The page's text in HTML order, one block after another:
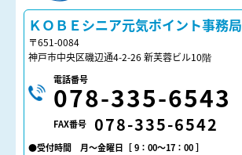
ＫＯＢＥシニア元気ポイント
ＫＯＢＥシニア元気ポイント事務局
〒651-0084
神戸市中央区磯辺通4-2-26 新芙蓉ビル10階
電話番号
078-335-6543
FAX番号 078-335-6542
●受付時間 月～金曜日［ 9：00～17：00 ］